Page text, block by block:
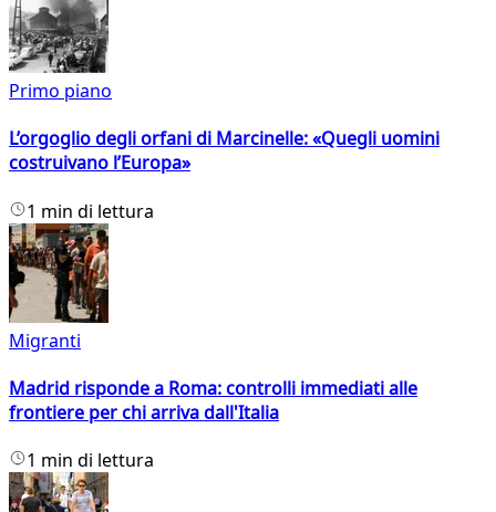
Primo piano
L’orgoglio degli orfani di Marcinelle: «Quegli uomini
costruivano l’Europa»
1 min di lettura
Migranti
Madrid risponde a Roma: controlli immediati alle
frontiere per chi arriva dall'Italia
1 min di lettura